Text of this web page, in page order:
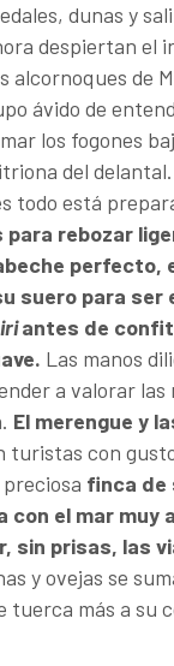
dunas y
despiertan el
alcornoques de
ávido de
los fogones
del
todo está
para rebozar
perfecto,
suero para ser
antes de
Las manos
a valorar
El merengue y
turistas con
finca de
con el mar muy
sin prisas, las
y ovejas se
tuerca más a su